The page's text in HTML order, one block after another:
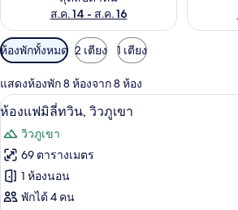
ส.ค. 14 - ส.ค. 16
ตัว
กรอง
ที่
มี
ให้
สำหรับ
ห้อง
พัก
ห้องพักทั้งหมด 2 เตียง 1 เตียง
แสดงห้องพัก 8 ห้องจาก 8 ห้อง
เปิด
ภาพถ่าย
ทั้งหมด
ของ
ห้อง
เครื่องนอ
14
ห้องแฟมิลี่ทวิน, วิวภูเขา
วิวภูเขา
69 ตารางเมตร
1 ห้องนอน
พักได้ 4 คน